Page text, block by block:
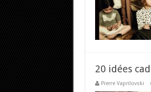
20 idées
Pierre Vaprilovski